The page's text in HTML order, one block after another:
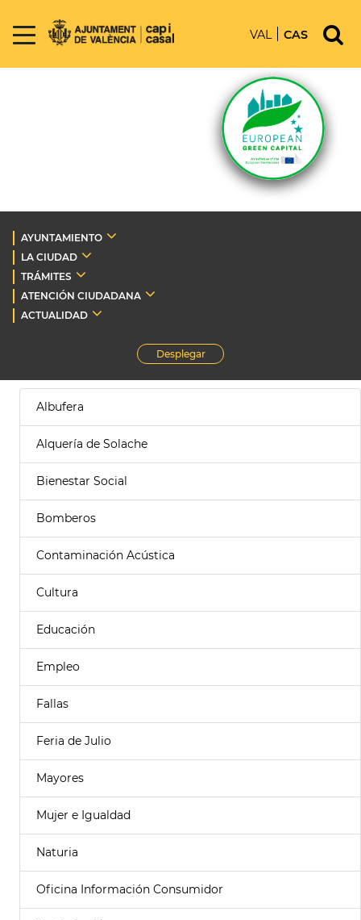
VAL CAS
AYUNTAMIENTO
LA CIUDAD
TRÁMITES
ATENCIÓN CIUDADANA
ACTUALIDAD
Desplegar
Albufera
Alquería de Solache
Bienestar Social
Bomberos
Contaminación Acústica
Cultura
Educación
Empleo
Fallas
Feria de Julio
Mayores
Mujer e Igualdad
Naturia
Oficina Información Consumidor